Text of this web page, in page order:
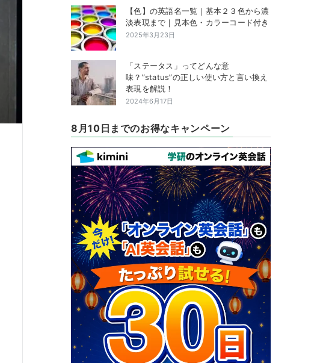
【色】の英語名一覧｜基本２３色から濃
淡表現まで｜見本色・カラーコード付き
2025年3月23日
「ステータス」ってどんな意
味？”status”の正しい使い方と言い換え
表現を解説！
2024年6月17日
8月10日までのお得なキャンペーン